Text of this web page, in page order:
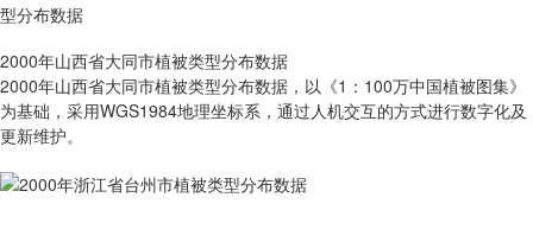
2000年山西省大同市植被类型分布数据
2000年山西省大同市植被类型分布数据，以《1：100万中国植被图集》
为基础，采用WGS1984地理坐标系，通过人机交互的方式进行数字化及
更新维护。